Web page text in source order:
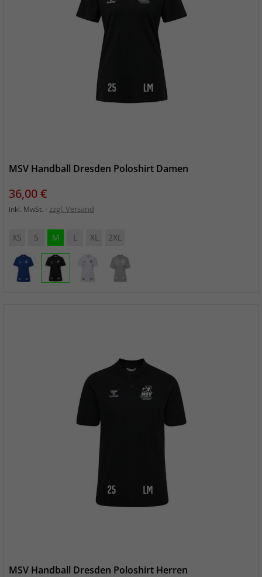
MSV Handball Dresden Poloshirt Damen
Preis
36,00 €
inkl. MwSt. zzgl. Versand
XS S M L XL 2XL
MSV Handball Dresden Poloshirt Herren